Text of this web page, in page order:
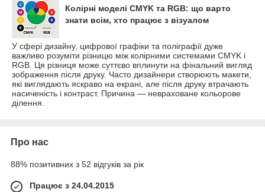
Колірні моделі CMYK та RGB: що варто
знати всім, хто працює з візуалом
У сфері дизайну, цифрової графіки та поліграфії дуже
важливо розуміти різницю між колірними системами CMYK і
RGB. Ця різниця може суттєво вплинути на фінальний вигляд
зображення після друку. Часто дизайнери створюють макети,
які виглядають яскраво на екрані, але після друку втрачають
насиченість і контраст. Причина — невраховане кольорове
ділення.
Про нас
88% позитивних з 52 відгуків за рік
Працює з 24.04.2015